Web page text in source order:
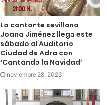
La cantante sevillana
Joana Jiménez llega este
sábado al Auditorio
Ciudad de Adra con
‘Cantando la Navidad’
noviembre 28, 2023